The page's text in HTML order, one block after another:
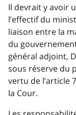
Il devrait y avoir
l’effectif du
liaison entre la
du
général adjoint,
sous réserve du
vertu de l’article
la Cour.